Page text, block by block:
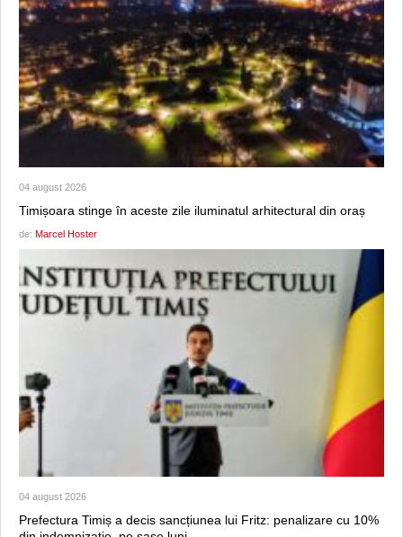
04 august 2026
Timișoara stinge în aceste zile iluminatul arhitectural din oraș
de: Marcel Hoster
04 august 2026
Prefectura Timiș a decis sancțiunea lui Fritz: penalizare cu 10%